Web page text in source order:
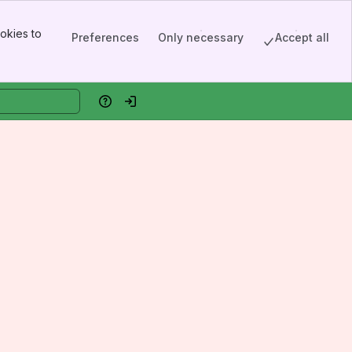
to
Preferences Only necessary Accept all
HelpLog in